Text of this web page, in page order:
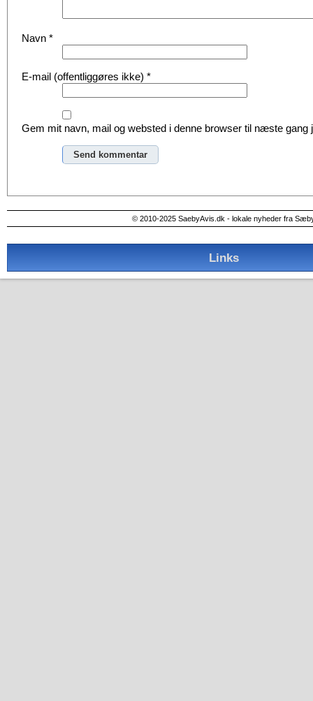
Navn *
E-mail (offentliggøres ikke) *
Gem mit navn, mail og websted i denne browser til næste gang
© 2010-2025 SaebyAvis.dk - lokale nyheder fra
Links